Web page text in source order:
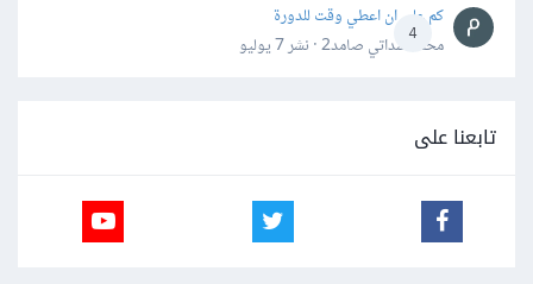
4
كم علي ان اعطي وقت للدورة
محمد سداتي صامد2 · نشر
7 يوليو
تابعنا على